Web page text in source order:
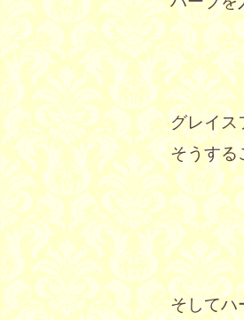
グレイス
そうする
そしてハ